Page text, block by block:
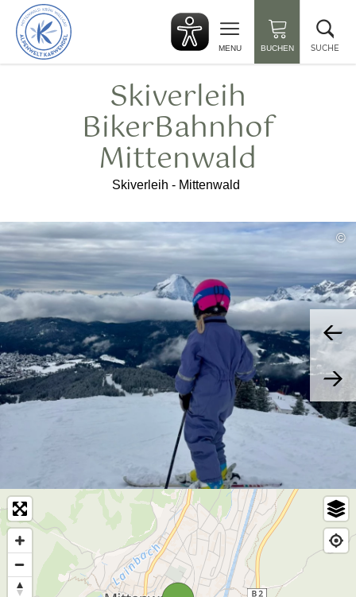
zurück
zur
Startseite
MENU BUCHEN SUCHE
Skiverleih
BikerBahnhof
Mittenwald
Skiverleih - Mittenwald
©